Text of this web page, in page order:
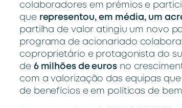
colaboradores em prémios e
que representou, em média, um
partilha de valor atingiu um novo
programa de acionariado
coproprietário e protagonista do
de 6 milhões de eurosno
com a valorização das equipas
de benefícios e em políticas de